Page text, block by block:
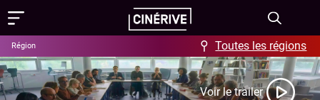
Films
Région Toutes les régions
Voir le trailer